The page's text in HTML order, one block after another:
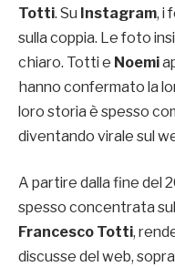
Totti. Su Instagram, i
sulla coppia. Le foto
chiaro. Totti e Noemi
hanno confermato la
loro storia è spesso
diventando virale sul
A partire dalla fine del
spesso concentrata
Francesco Totti,
discusse del web,